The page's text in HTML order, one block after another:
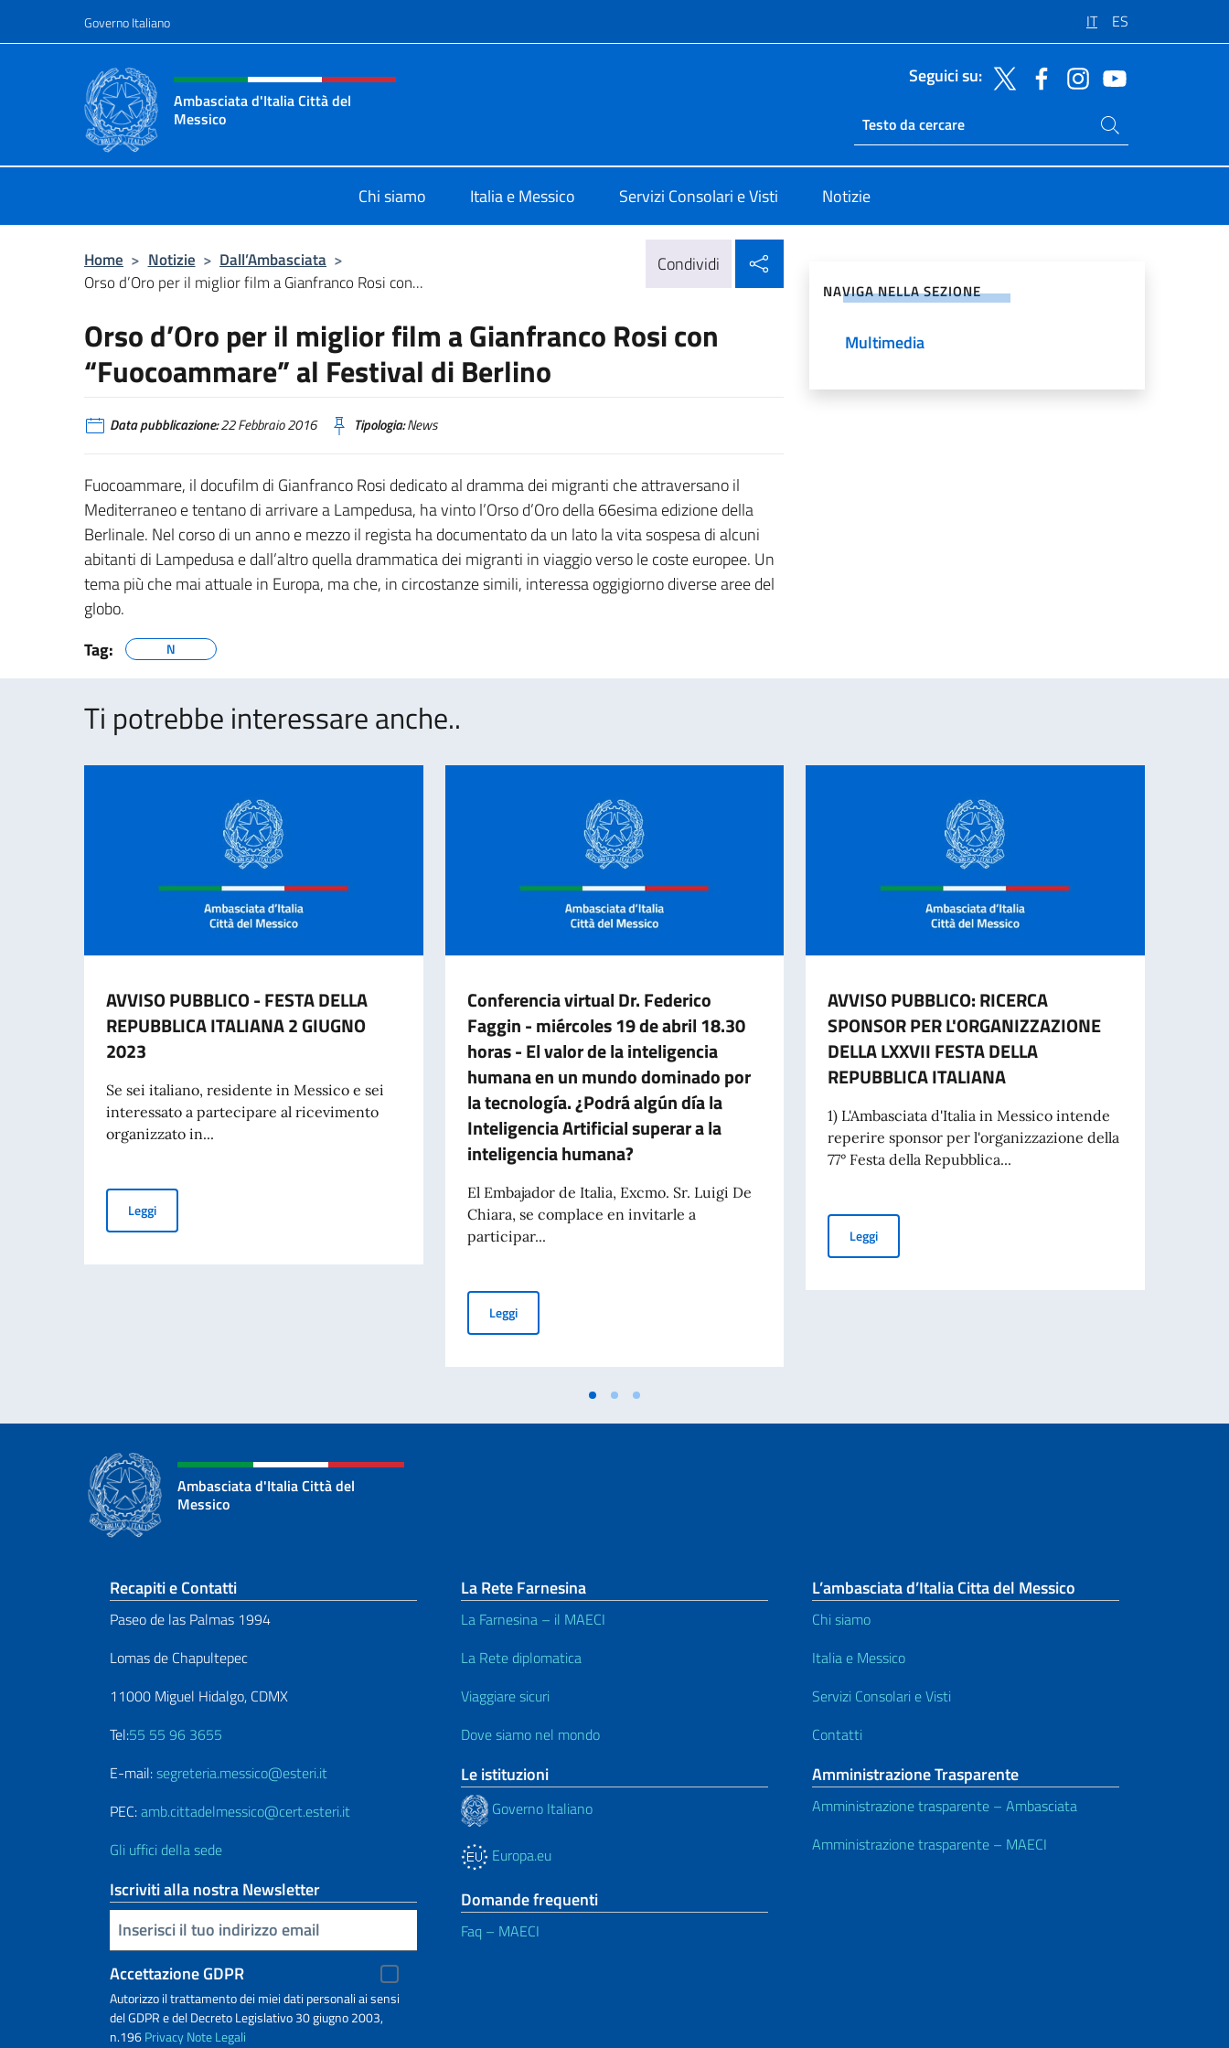
Governo Italiano IT ES
Intestazione sito, social e menù
Ambasciata d'Italia Città del
Messico
Seguici su:
Ricerca sito live
Cerca nel sito
Chi siamo Italia e Messico Servizi Consolari e Visti Notizie
Home > Notizie > Dall’Ambasciata >
Orso d’Oro per il miglior film a Gianfranco Rosi con...
Condividi
Orso d’Oro per il miglior film a Gianfranco Rosi con
“Fuocoammare” al Festival di Berlino
Data pubblicazione:22 Febbraio 2016 Tipologia:News
Fuocoammare, il docufilm di Gianfranco Rosi dedicato al dramma dei migranti che attraversano il
Mediterraneo e tentano di arrivare a Lampedusa, ha vinto l’Orso d’Oro della 66esima edizione della
Berlinale. Nel corso di un anno e mezzo il regista ha documentato da un lato la vita sospesa di alcuni
abitanti di Lampedusa e dall’altro quella drammatica dei migranti in viaggio verso le coste europee. Un
tema più che mai attuale in Europa, ma che, in circostanze simili, interessa oggigiorno diverse aree del
globo.
Tag:
N
NAVIGA NELLA SEZIONE
Multimedia
Ti potrebbe interessare anche..
AVVISO PUBBLICO - FESTA DELLA
REPUBBLICA ITALIANA 2 GIUGNO
2023
Se sei italiano, residente in Messico e sei
interessato a partecipare al ricevimento
organizzato in...
LeggiAVVISO PUBBLICO - FESTA DELLA REPUBBLICA ITALIANA 2 GIUGNO 2023
Conferencia virtual Dr. Federico
Faggin - miércoles 19 de abril 18.30
horas - El valor de la inteligencia
humana en un mundo dominado por
la tecnología. ¿Podrá algún día la
Inteligencia Artificial superar a la
inteligencia humana?
El Embajador de Italia, Excmo. Sr. Luigi De
Chiara, se complace en invitarle a
participar...
LeggiConferencia virtual Dr. Federico Faggin - miércoles 19 de abril 18.30 horas - El valor de la inteligencia humana en un mundo
AVVISO PUBBLICO: RICERCA
SPONSOR PER L'ORGANIZZAZIONE
DELLA LXXVII FESTA DELLA
REPUBBLICA ITALIANA
1) L'Ambasciata d'Italia in Messico intende
reperire sponsor per l'organizzazione della
77° Festa della Repubblica...
LeggiAVVISO PUBBLICO: RICERCA SPONSOR PER
Ambasciata d'Italia Città del
Messico
Sezione footer
Recapiti e Contatti
Paseo de las Palmas 1994
Lomas de Chapultepec
11000 Miguel Hidalgo, CDMX
Tel:55 55 96 3655
E-mail:segreteria.messico@esteri.it
PEC:amb.cittadelmessico@cert.esteri.it
Gli uffici della sede
Iscriviti alla nostra Newsletter
Inserisci la tua email
Accettazione GDPR
Autorizzo il trattamento dei miei dati personali ai sensi
del GDPR e del Decreto Legislativo 30 giugno 2003,
n.196PrivacyNote Legali
La Rete Farnesina
La Farnesina – il MAECI
La Rete diplomatica
Viaggiare sicuri
Dove siamo nel mondo
Le istituzioni
Governo Italiano
Europa.eu
Domande frequenti
Faq – MAECI
L’ambasciata d’Italia Citta del Messico
Chi siamo
Italia e Messico
Servizi Consolari e Visti
Contatti
Amministrazione Trasparente
Amministrazione trasparente – Ambasciata
Amministrazione trasparente – MAECI